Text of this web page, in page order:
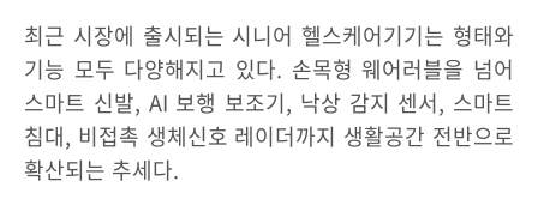
최근 시장에 출시되는 시니어 헬스케어기기는 형태와
기능 모두 다양해지고 있다. 손목형 웨어러블을 넘어
스마트 신발, AI 보행 보조기, 낙상 감지 센서, 스마트
침대, 비접촉 생체신호 레이더까지 생활공간 전반으로
확산되는 추세다.